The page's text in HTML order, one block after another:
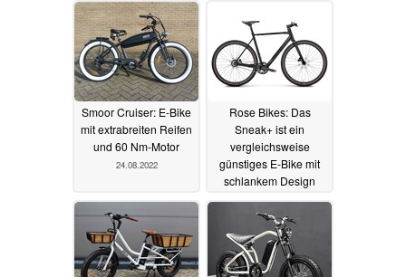
Smoor Cruiser: E-Bike
mit extrabreiten Reifen
und 60 Nm-Motor
24.08.2022
Rose Bikes: Das
Sneak+ ist ein
vergleichsweise
günstiges E-Bike mit
schlankem Design
22.08.2022